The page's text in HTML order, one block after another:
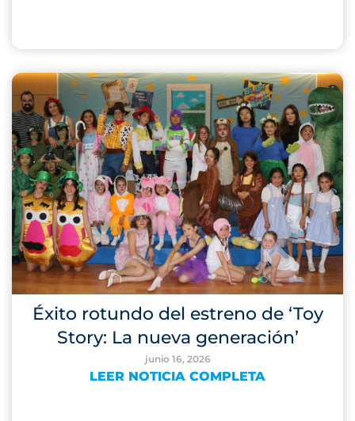
Éxito rotundo del estreno de ‘Toy
Story: La nueva generación’
junio 16, 2026
LEER NOTICIA COMPLETA